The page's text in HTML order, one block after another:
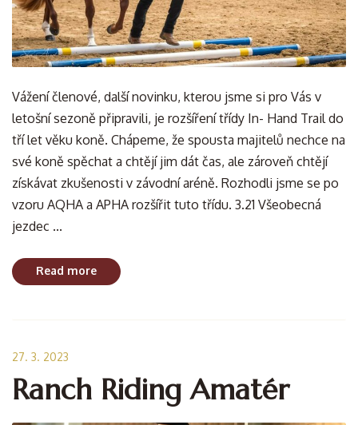
Vážení členové, další novinku, kterou jsme si pro Vás v
letošní sezoně připravili, je rozšíření třídy In- Hand Trail do
tří let věku koně. Chápeme, že spousta majitelů nechce na
své koně spěchat a chtějí jim dát čas, ale zároveň chtějí
získávat zkušenosti v závodní aréně. Rozhodli jsme se po
vzoru AQHA a APHA rozšířit tuto třídu. 3.21 Všeobecná
jezdec ...
Read more
27. 3. 2023
Ranch Riding Amatér